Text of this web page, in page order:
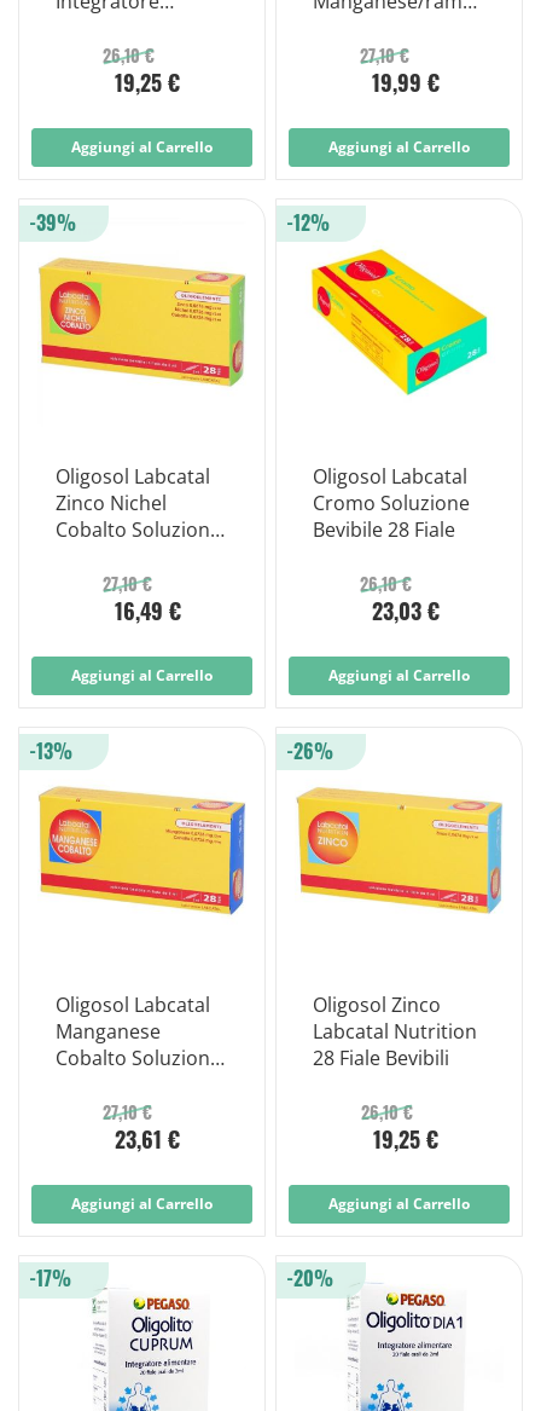
26,10 €
19,25 €
Aggiungi al Carrello
27,10 €
19,99 €
Aggiungi al Carrello
Oligosol Labcatal
Zinco Nichel
Cobalto Soluzione
27,10 €
16,49 €
-39%
Aggiungi al Carrello
Oligosol Labcatal
Cromo Soluzione
Bevibile 28 Fiale
26,10 €
23,03 €
-12%
Aggiungi al Carrello
Oligosol Labcatal
Manganese
Cobalto Soluzione
27,10 €
23,61 €
-13%
Aggiungi al Carrello
Oligosol Zinco
Labcatal Nutrition
28 Fiale Bevibili
26,10 €
19,25 €
-26%
Aggiungi al Carrello
-17% -20%